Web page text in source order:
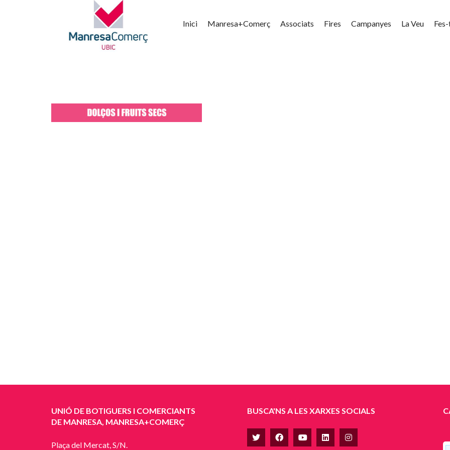
Inici Manresa+Comerç Associats Fires Campanyes La Veu
UNIÓ DE BOTIGUERS I COMERCIANTS
DE MANRESA, MANRESA+COMERÇ
Plaça del Mercat, S/N.
BUSCA'NS A LES XARXES SOCIALS